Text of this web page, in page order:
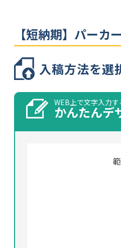
【短納期】パーカ
入稿方法を選
WEB上で文字入力
かんたんデ